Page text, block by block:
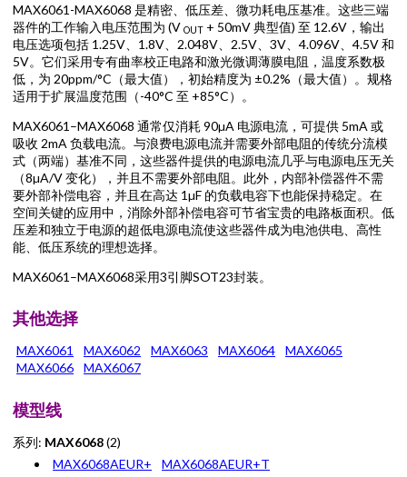
MAX6061-MAX6068 是精密、低压差、微功耗电压基准。这些三端
器件的工作输入电压范围为 (V OUT + 50mV 典型值) 至 12.6V，输出
电压选项包括 1.25V、1.8V、2.048V、2.5V、3V、4.096V、4.5V 和
5V。它们采用专有曲率校正电路和激光微调薄膜电阻，温度系数极
低，为 20ppm/°C（最大值），初始精度为 ±0.2%（最大值）。规格
适用于扩展温度范围（-40°C 至 +85°C）。
MAX6061–MAX6068 通常仅消耗 90µA 电源电流，可提供 5mA 或
吸收 2mA 负载电流。与浪费电源电流并需要外部电阻的传统分流模
式（两端）基准不同，这些器件提供的电源电流几乎与电源电压无关
（8µA/V 变化），并且不需要外部电阻。此外，内部补偿器件不需
要外部补偿电容，并且在高达 1µF 的负载电容下也能保持稳定。在
空间关键的应用中，消除外部补偿电容可节省宝贵的电路板面积。低
压差和独立于电源的超低电源电流使这些器件成为电池供电、高性
能、低压系统的理想选择。
MAX6061–MAX6068采用3引脚SOT23封装。
其他选择
MAX6061 MAX6062 MAX6063 MAX6064
MAX6065
MAX6066
MAX6067
模型线
系列: MAX6068(2)
MAX6068AEUR+
MAX6068AEUR+T